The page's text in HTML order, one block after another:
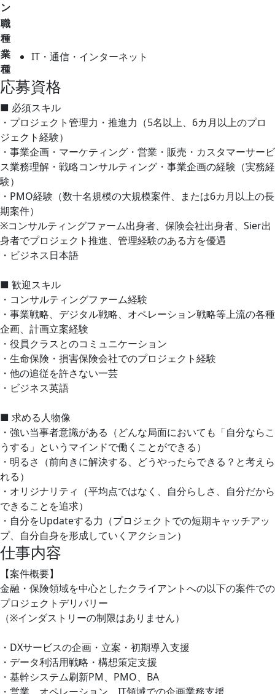
ン
職
種
業
種
IT・通信・インターネット
応募資格
■ 必須スキル
・プロジェクト管理力・推進力（5名以上、6カ月以上のプロ
ジェクト経験）
・事業企画・マーケティング・営業・販売・カスタマーサービ
ス業務理解・戦略コンサルティング・事業企画の経験（実務経
験）
・PMO経験（数十名規模の大規模案件、または6カ月以上の長
期案件）
※コンサルティングファーム出身者、保険会社出身者、Sier出
身者でプロジェクト推進、管理経験のある方を優遇
・ビジネス日本語
■ 歓迎スキル
・コンサルティングファーム経験
・事業戦略、デジタル戦略、オペレーション戦略等上流の各種
企画、計画立案経験
・役員クラスとのコミュニケーション
・生命保険・損害保険会社でのプロジェクト経験
・他の追従を許さない一芸
・ビジネス英語
■ 求める人物像
・強い当事者意識がある（どんな局面においても「自分ならこ
うする」というマインドで働くことができる）
・明るさ（前向きに解決する、どうやったらできる？と考えら
れる）
・オリジナリティ（平均点ではなく、自分らしさ、自分だから
できることを追求）
・自分をUpdateする力（プロジェクトでの短期キャッチアッ
プ、自分自身を形成していくアクション）
仕事内容
【案件概要】
金融・保険領域を中心としたクライアントへの以下の案件での
プロジェクトデリバリー
（※インダストリーの制限はありません）
・DXサービスの企画・立案・初期導入支援
・データ利活用戦略・構想策定支援
・基幹システム刷新PM、PMO、BA